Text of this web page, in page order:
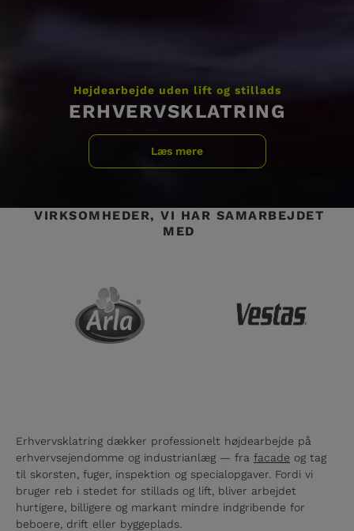
Højdearbejde uden lift og stillads
ERHVERVSKLATRING
Læs mere
VIRKSOMHEDER, VI HAR SAMARBEJDET
MED
Erhvervsklatring dækker professionelt højdearbejde på
erhvervsejendomme og industrianlæg — fra facade og tag
til skorsten, fuger, inspektion og specialopgaver. Fordi vi
bruger reb i stedet for stillads og lift, bliver arbejdet
hurtigere, billigere og markant mindre indgribende for
beboere, drift eller byggeplads.